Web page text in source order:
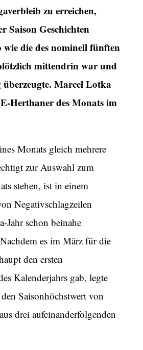
zu erreichen,
Saison Geschichten
wie die des nominell fünften
mittendrin war und
Marcel Lotka
Herthaner des Monats im
Monats gleich mehrere
zur Auswahl zum
stehen, ist in einem
Negativschlagzeilen
Jahr schon beinahe
es im März für die
den ersten
Kalenderjahrs gab, legte
Saisonhöchstwert von
drei aufeinanderfolgenden